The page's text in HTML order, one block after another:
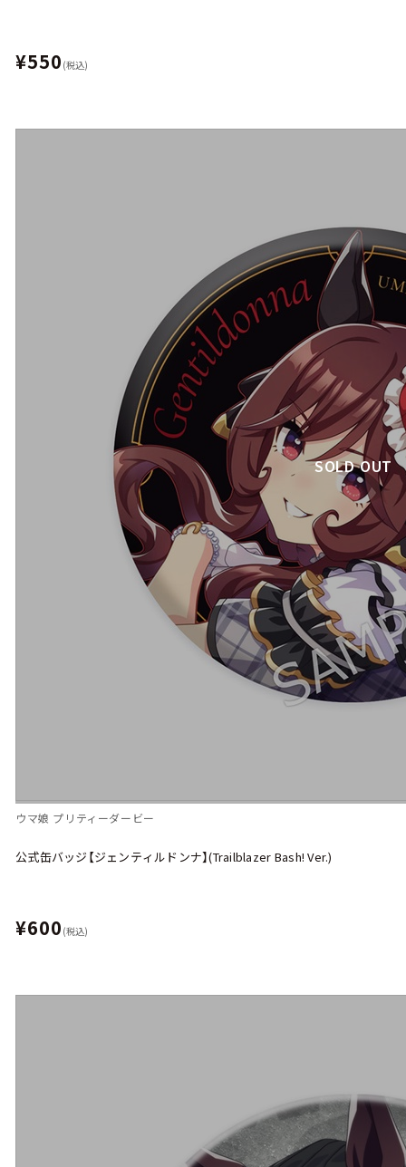
¥550 (税込)
SOLD OUT
ウマ娘 プリティーダービー
公式缶バッジ【ジェンティルドンナ】(Trailblazer Bash! Ver.)
¥600 (税込)